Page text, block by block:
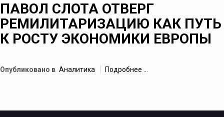
ПАВОЛ СЛОТА ОТВЕРГ
РЕМИЛИТАРИЗАЦИЮ КАК ПУТЬ
К РОСТУ ЭКОНОМИКИ ЕВРОПЫ
Опубликовано в Аналитика Подробнее ...